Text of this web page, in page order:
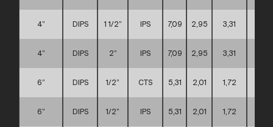
4” DIPS 1 1/2” IPS 7,09 2,95 3,31
4” DIPS 2” IPS 7,09 2,95 3,31
6” DIPS 1/2” CTS 5,31 2,01 1,72
6” DIPS 1/2” IPS 5,31 2,01 1,72